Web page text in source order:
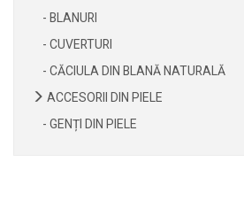
- BLANURI
- CUVERTURI
- CĂCIULA DIN BLANĂ NATURALĂ
ACCESORII DIN PIELE
- GENȚI DIN PIELE